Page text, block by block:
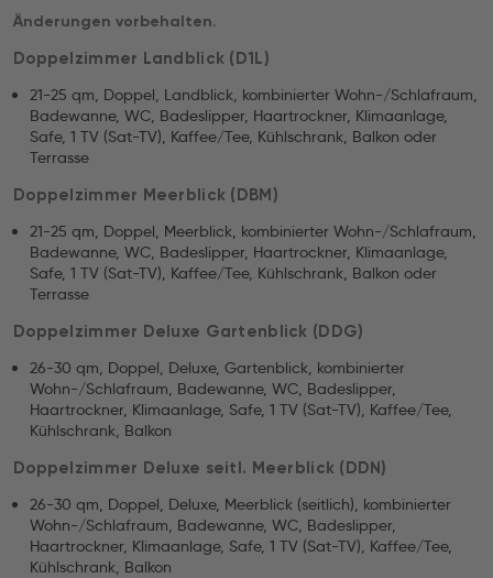
Änderungen vorbehalten.
Doppelzimmer Landblick (D1L)
21-25 qm, Doppel, Landblick, kombinierter Wohn-/Schlafraum,
Badewanne, WC, Badeslipper, Haartrockner, Klimaanlage,
Safe, 1 TV (Sat-TV), Kaffee/Tee, Kühlschrank, Balkon oder
Terrasse
Doppelzimmer Meerblick (DBM)
21-25 qm, Doppel, Meerblick, kombinierter Wohn-/Schlafraum,
Badewanne, WC, Badeslipper, Haartrockner, Klimaanlage,
Safe, 1 TV (Sat-TV), Kaffee/Tee, Kühlschrank, Balkon oder
Terrasse
Doppelzimmer Deluxe Gartenblick (DDG)
26-30 qm, Doppel, Deluxe, Gartenblick, kombinierter
Wohn-/Schlafraum, Badewanne, WC, Badeslipper,
Haartrockner, Klimaanlage, Safe, 1 TV (Sat-TV), Kaffee/Tee,
Kühlschrank, Balkon
Doppelzimmer Deluxe seitl. Meerblick (DDN)
26-30 qm, Doppel, Deluxe, Meerblick (seitlich), kombinierter
Wohn-/Schlafraum, Badewanne, WC, Badeslipper,
Haartrockner, Klimaanlage, Safe, 1 TV (Sat-TV), Kaffee/Tee,
Kühlschrank, Balkon